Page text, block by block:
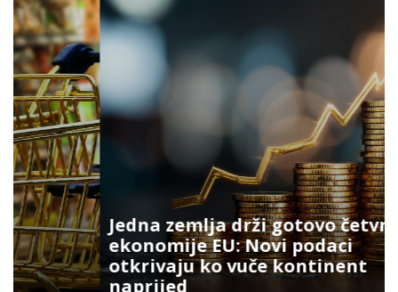
Jedna zemlja drži gotovo četvrtinu
ekonomije EU: Novi podaci
otkrivaju ko vuče kontinent
naprijed